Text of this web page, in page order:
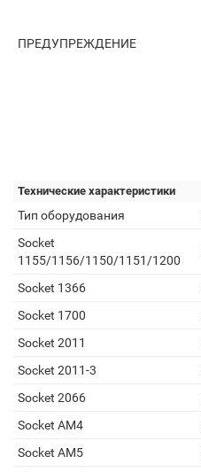
ПРЕДУПРЕЖДЕНИЕ
Технические характеристики
Тип оборудования
Socket
1155/1156/1150/1151/1200
Socket 1366
Socket 1700
Socket 2011
Socket 2011-3
Socket 2066
Socket AM4
Socket AM5